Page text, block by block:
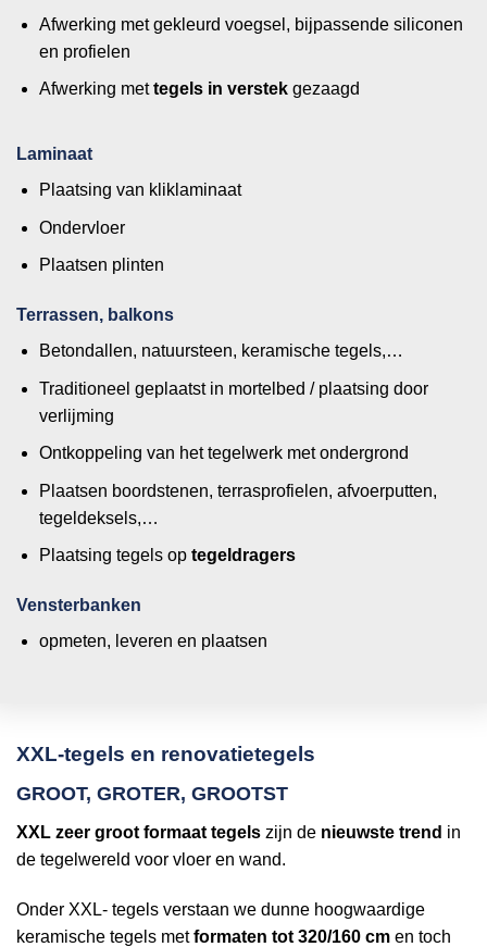
Afwerking met gekleurd voegsel, bijpassende siliconen
en profielen
Afwerking mettegels in verstekgezaagd
Laminaat
Plaatsing van kliklaminaat
Ondervloer
Plaatsen plinten
Terrassen, balkons
Betondallen, natuursteen, keramische tegels,…
Traditioneel geplaatst in mortelbed / plaatsing door
verlijming
Ontkoppeling van het tegelwerk met ondergrond
Plaatsen boordstenen, terrasprofielen, afvoerputten,
tegeldeksels,…
Plaatsing tegels op tegeldragers
Vensterbanken
opmeten, leveren en plaatsen
XXL-tegels en renovatietegels
GROOT, GROTER, GROOTST
XXL zeer groot formaat tegels zijn de nieuwste trend in
de tegelwereld voor vloer en wand.
Onder XXL- tegels verstaan we dunne hoogwaardige
keramische tegels metformaten tot 320/160 cm en toch